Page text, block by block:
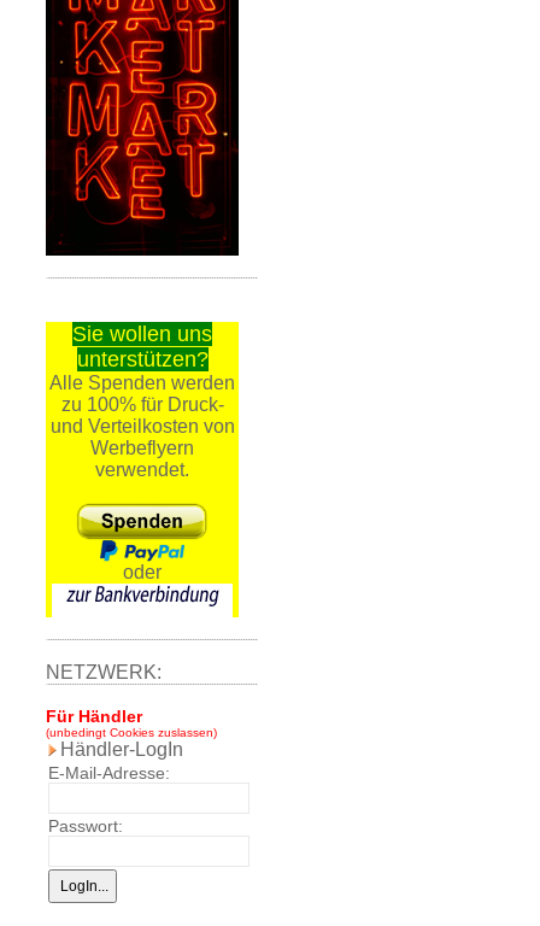
Sie wollen uns
unterstützen?
Alle Spenden werden
zu 100% für Druck-
und Verteilkosten von
Werbeflyern
verwendet.
oder
NETZWERK:
Für Händler
(unbedingt Cookies zuslassen)
Händler-LogIn
E-Mail-Adresse:
Passwort: